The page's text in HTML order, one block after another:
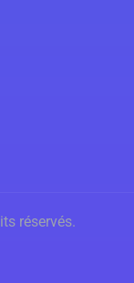
réservés.